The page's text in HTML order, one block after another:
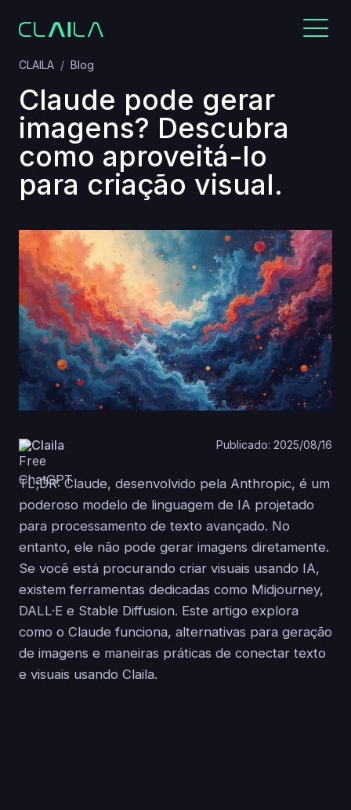
CLAILA Blog
Claude pode gerar
imagens? Descubra
como aproveitá-lo
para criação visual.
Claila Publicado: 2025/08/16
TL;DR: Claude, desenvolvido pela Anthropic, é um
poderoso modelo de linguagem de IA projetado
para processamento de texto avançado. No
entanto, ele não pode gerar imagens diretamente.
Se você está procurando criar visuais usando IA,
existem ferramentas dedicadas como Midjourney,
DALL·E e Stable Diffusion. Este artigo explora
como o Claude funciona, alternativas para geração
de imagens e maneiras práticas de conectar texto
e visuais usando Claila.